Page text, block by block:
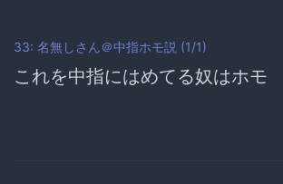
33: 名無しさん＠中指ホモ説 (1/1)
これを中指にはめてる奴はホモ